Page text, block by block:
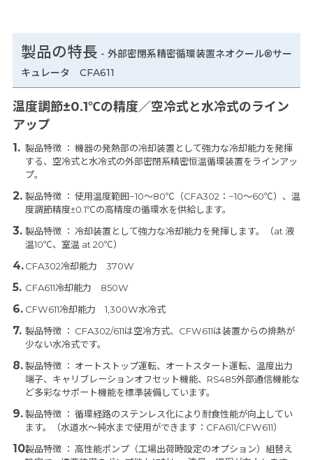
製品の特長 - 外部密閉系精密循環装置ネオクール®サー
キュレータ CFA611
温度調節±0.1℃の精度／空冷式と水冷式のライン
アップ
製品特徴 ： 機器の発熱部の冷却装置として強力な冷却能力を発揮
する、空冷式と水冷式の外部密閉系精密恒温循環装置をラインアッ
プ。
製品特徴 ： 使用温度範囲−10〜80℃（CFA302：−10〜60℃）、温
度調節精度±0.1℃の高精度の循環水を供給します。
製品特徴 ： 冷却装置として強力な冷却能力を発揮します。（at 液
温10℃、室温 at 20℃）
CFA302冷却能力 370W
CFA611冷却能力 850W
CFW611冷却能力 1,300W水冷式
製品特徴 ： CFA302/611は空冷方式、CFW611は装置からの排熱が
少ない水冷式です。
製品特徴 ： オートストップ運転、オートスタート運転、温度出力
端子、キャリブレーションオフセット機能、RS485外部通信機能な
ど多彩なサポート機能を標準装備しています。
製品特徴 ： 循環経路のステンレス化により耐食性能が向上してい
ます。（水道水～純水まで使用ができます：CFA611/CFW611）
製品特徴 ： 高性能ポンプ（工場出荷時設定のオプション）組替え